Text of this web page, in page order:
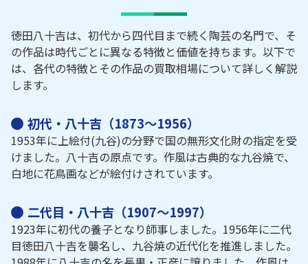
徳田八十吉は、初代から四代目まで続く陶芸の名門で、そ
の作品は時代ごとに異なる特徴と価値を持ちます。以下で
は、各代の特徴とその作品の買取相場について詳しく解説
します。
初代・八十吉（1873～1956）
1953年に上絵付(九谷)の分野で国の無形文化財の指定を受
けました。八十吉の原点です。作風は古典的な九谷焼で、
白地に花鳥画などが絵付けされています。
二代目・八十吉（1907～1997）
1923年に初代の養子となり師事しました。1956年に二代
目徳田八十吉を襲名し、九谷焼の近代化を推進しました。